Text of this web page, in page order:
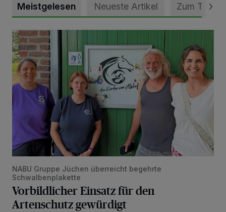
Meistgelesen Neueste Artikel Zum Thema
Vorbildlicher Einsatz für den Artenschutz gewürdigt
NABU Gruppe Jüchen überreicht begehrte
Schwalbenplakette
Vorbildlicher Einsatz für den
Artenschutz gewürdigt